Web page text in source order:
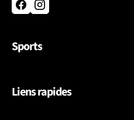
FacebookInstagram
Sports
Liens rapides